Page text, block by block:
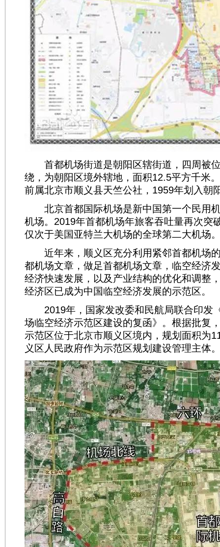
首都机场街道是朝阳区辖街道，四周被
绕，为朝阳区境外辖地，面积12.5平方千米
前属北京市顺义县天竺公社，1959年划入朝
北京首都国际机场是新中国第一个民用
机场。2019年首都机场年旅客吞吐量再次突
仅次于美国亚特兰大机场的全球第二大机场
近年来，顺义区充分利用紧邻首都机场
都机场文章，做足首都机场文章，临空经济
经济快速发展，以及产业结构的优化和调整
经济区已成为中国临空经济发展的示范区。
2019年，国家发改委和民航局联合印发
场临空经济示范区建设的复函》。根据批复
示范区位于北京市顺义区境内，规划面积为
义区人民政府作为示范区规划建设管理主体